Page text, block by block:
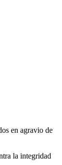
en agravio de
la integridad